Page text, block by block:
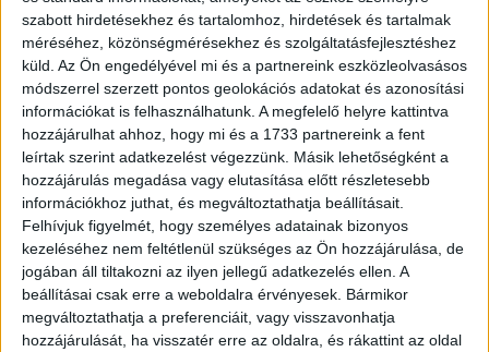
szabott hirdetésekhez és tartalomhoz, hirdetések és tartalmak
méréséhez, közönségmérésekhez és szolgáltatásfejlesztéshez
küld. Az Ön engedélyével mi és a partnereink eszközleolvasásos
módszerrel szerzett pontos geolokációs adatokat és azonosítási
információkat is felhasználhatunk. A megfelelő helyre kattintva
hozzájárulhat ahhoz, hogy mi és a 1733 partnereink a fent
leírtak szerint adatkezelést végezzünk. Másik lehetőségként a
hozzájárulás megadása vagy elutasítása előtt részletesebb
információkhoz juthat, és megváltoztathatja beállításait.
Felhívjuk figyelmét, hogy személyes adatainak bizonyos
kezeléséhez nem feltétlenül szükséges az Ön hozzájárulása, de
jogában áll tiltakozni az ilyen jellegű adatkezelés ellen. A
beállításai csak erre a weboldalra érvényesek. Bármikor
megváltoztathatja a preferenciáit, vagy visszavonhatja
hozzájárulását, ha visszatér erre az oldalra, és rákattint az oldal
Életciklusának végéhez érve a csillag egy hatalmas
energiájú robbanás (másnéven szupernóva)
következtében kialszik. A világegyetem létezése alatt
számtalan ilyen szupernóva robbanásai keresztezték
egymást, amelyek alatt olykor akkora erő szabadult fel,
hogy a részecskék egy másik galaxisba is eljuthattak.
Kutatók szerint a Tejútrendszer és maga a Föld születése
is ilyen szupernóvákból nagy energiával kiszabadult,
hidrogén és hélium atomokból álló törmelékeknek, vagyis
csillagpornak köszönhető. Joggal merülhet fel a kérdés,
hogy ha bolygónk őscsillagok származékaiból állt össze,
akkor a rajta lévő élővilág mennyit örökölt belőle?